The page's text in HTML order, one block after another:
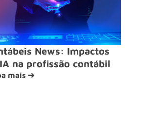
News: Impactos
na profissão contábil
mais ➔